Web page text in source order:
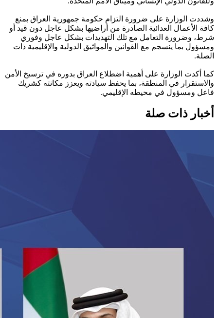
وشددت الوزارة على ضرورة التزام حكومة جمهورية العراق بمنع
كافة الأعمال العدائية الصادرة من أراضيها بشكل عاجل دون قيد أو
شرط، وضرورة التعامل مع تلك التهديدات بشكل عاجل وفوري
ومسؤول بما ينسجم مع القوانين والمواثيق الدولية والإقليمية ذات
الصلة.
كما أكدت الوزارة على أهمية اضطلاع العراق بدوره في ترسيخ الأمن
والاستقرار في المنطقة، بما يحفظ سيادته ويعزز مكانته كشريك
فاعل ومسؤول في محيطه الإقليمي.
أخبار ذات صلة